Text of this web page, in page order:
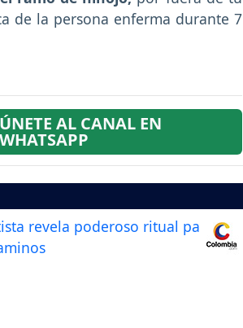
de la persona enferma durante 7
ÚNETE AL CANAL EN
WHATSAPP